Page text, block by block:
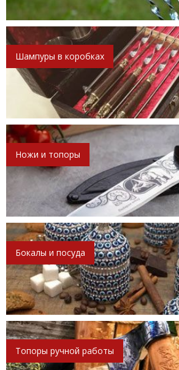
Шампуры в коробках
Ножи и топоры
Бокалы и посуда
Топоры ручной работы